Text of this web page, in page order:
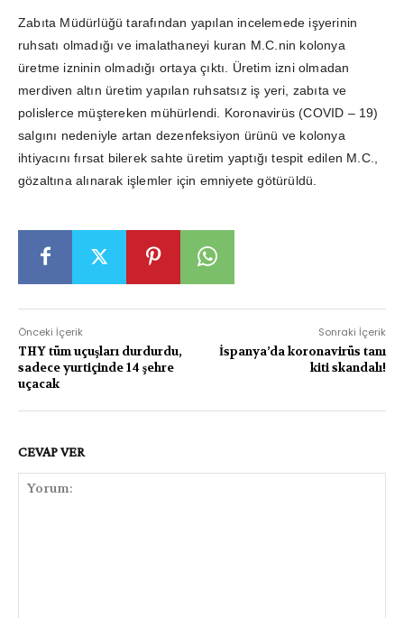
Zabıta Müdürlüğü tarafından yapılan incelemede işyerinin
ruhsatı olmadığı ve imalathaneyi kuran M.C.nin kolonya
üretme izninin olmadığı ortaya çıktı. Üretim izni olmadan
merdiven altın üretim yapılan ruhsatsız iş yeri, zabıta ve
polislerce müştereken mühürlendi. Koronavirüs (COVID – 19)
salgını nedeniyle artan dezenfeksiyon ürünü ve kolonya
ihtiyacını fırsat bilerek sahte üretim yaptığı tespit edilen M.C.,
gözaltına alınarak işlemler için emniyete götürüldü.
Önceki İçerik
THY tüm uçuşları durdurdu,
sadece yurtiçinde 14 şehre
uçacak
Sonraki İçerik
İspanya’da koronavirüs tanı
kiti skandalı!
CEVAP VER